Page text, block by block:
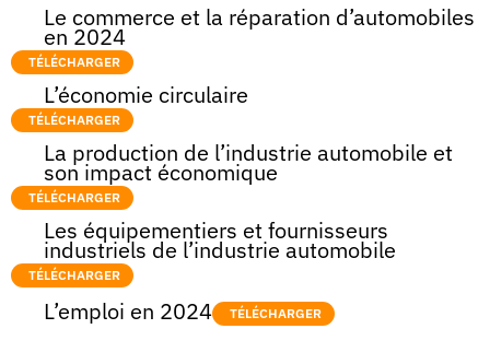
Le commerce et la réparation d’automobiles
en 2024
TÉLÉCHARGER
L’économie circulaire
TÉLÉCHARGER
La production de l’industrie automobile et
son impact économique
TÉLÉCHARGER
Les équipementiers et fournisseurs
industriels de l’industrie automobile
TÉLÉCHARGER
L’emploi en 2024 TÉLÉCHARGER